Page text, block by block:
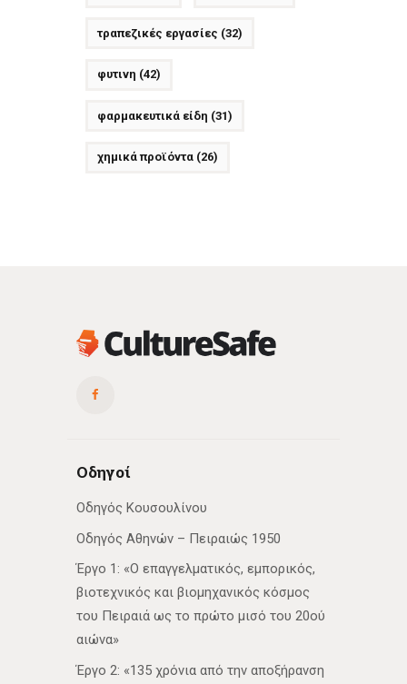
τραπεζικές εργασίες (32)
φυτινη (42)
φαρμακευτικά είδη (31)
χημικά προϊόντα(26)
Οδηγοί
Οδηγός Κουσουλίνου
Οδηγός Αθηνών – Πειραιώς 1950
Έργο 1: «Ο επαγγελματικός, εμπορικός,
βιοτεχνικός και βιομηχανικός κόσμος
του Πειραιά ως το πρώτο μισό του 20ού
αιώνα»
Έργο 2: «135 χρόνια από την αποξήρανση